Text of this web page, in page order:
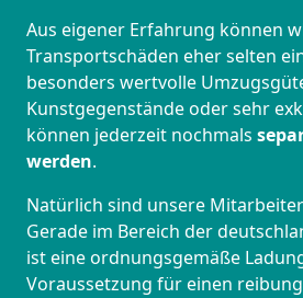
Aus eigener Erfahrung können
Transportschäden eher selten
besonders wertvolle
Kunstgegenstände oder sehr
können jederzeit nochmals
werden.
Natürlich sind unsere
Gerade im Bereich der
ist eine ordnungsgemäße
Voraussetzung für einen